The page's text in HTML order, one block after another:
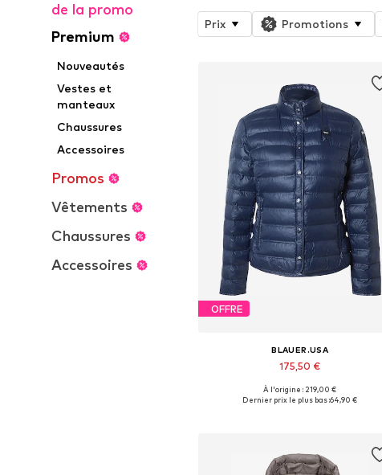
de la promo
Premium
Nouveautés
Vestes et
manteaux
Chaussures
Accessoires
Promos
Vêtements
Chaussures
Accessoires
Prix Promotions
OFFRE
BLAUER.USA
175,50 €
Tailles disponibles: S, M
À l'origine : 219,00 €
Dernier prix le plus bas :64,90 €